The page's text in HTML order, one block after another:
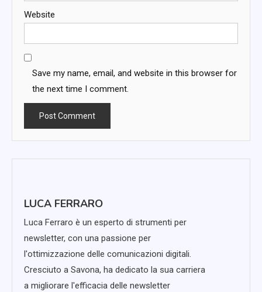
Website
Save my name, email, and website in this browser for
the next time I comment.
LUCA FERRARO
Luca Ferraro è un esperto di strumenti per
newsletter, con una passione per
l'ottimizzazione delle comunicazioni digitali.
Cresciuto a Savona, ha dedicato la sua carriera
a migliorare l'efficacia delle newsletter